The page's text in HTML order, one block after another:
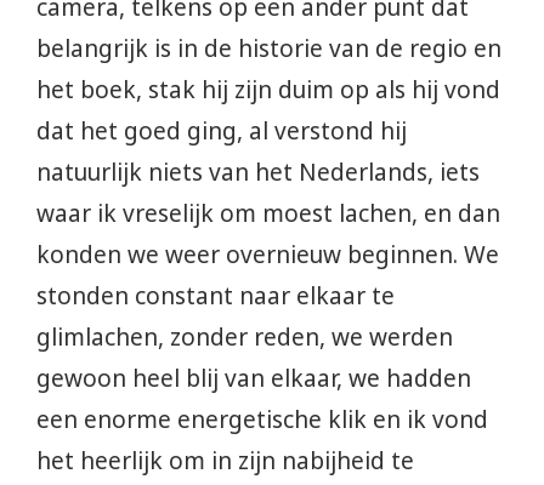
camera, telkens op een ander punt dat
belangrijk is in de historie van de regio en
het boek, stak hij zijn duim op als hij vond
dat het goed ging, al verstond hij
natuurlijk niets van het Nederlands, iets
waar ik vreselijk om moest lachen, en dan
konden we weer overnieuw beginnen. We
stonden constant naar elkaar te
glimlachen, zonder reden, we werden
gewoon heel blij van elkaar, we hadden
een enorme energetische klik en ik vond
het heerlijk om in zijn nabijheid te